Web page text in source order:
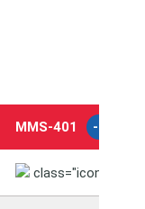
MMS-401 -1
class="icon"